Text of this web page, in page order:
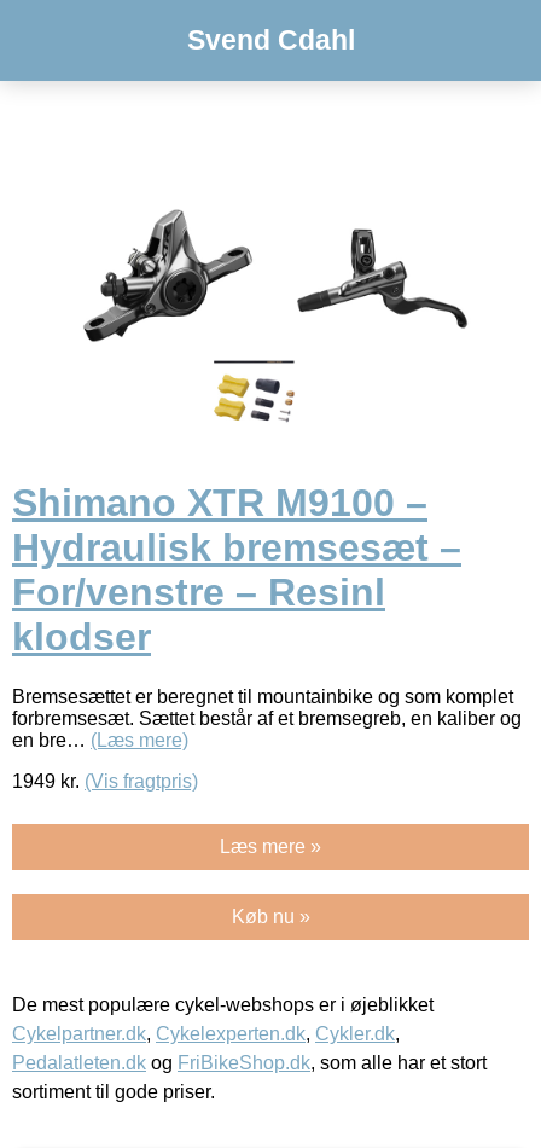
Svend Cdahl
Shimano XTR M9100 –
Hydraulisk bremsesæt –
For/venstre – Resinl
klodser
Bremsesættet er beregnet til mountainbike og som komplet
forbremsesæt. Sættet består af et bremsegreb, en kaliber og
en bre… (Læs mere)
1949 kr. (Vis fragtpris)
Læs mere »
Køb nu »
De mest populære cykel-webshops er i øjeblikket
Cykelpartner.dk, Cykelexperten.dk, Cykler.dk,
Pedalatleten.dk og FriBikeShop.dk, som alle har et stort
sortiment til gode priser.